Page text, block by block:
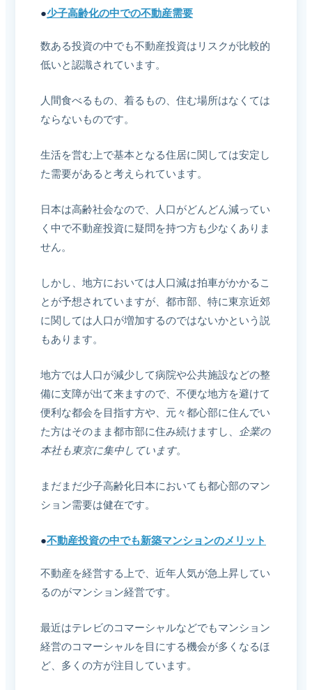
●少子高齢化の中での不動産需要
数ある投資の中でも不動産投資はリスクが比較的
低いと認識されています。
人間食べるもの、着るもの、住む場所はなくては
ならないものです。
生活を営む上で基本となる住居に関しては安定し
た需要があると考えられています。
日本は高齢社会なので、人口がどんどん減ってい
く中で不動産投資に疑問を持つ方も少なくありま
せん。
しかし、地方においては人口減は拍車がかかるこ
とが予想されていますが、都市部、特に東京近郊
に関しては人口が増加するのではないかという説
もあります。
地方では人口が減少して病院や公共施設などの整
備に支障が出て来ますので、不便な地方を避けて
便利な都会を目指す方や、元々都心部に住んでい
た方はそのまま都市部に住み続けますし、
企業の
本社も東京に集中しています。
まだまだ少子高齢化日本においても都心部のマン
ション需要は健在です。
●不動産投資の中でも新築マンションのメリット
不動産を経営する上で、近年人気が急上昇してい
るのがマンション経営です。
最近はテレビのコマーシャルなどでもマンション
経営のコマーシャルを目にする機会が多くなるほ
ど、多くの方が注目しています。